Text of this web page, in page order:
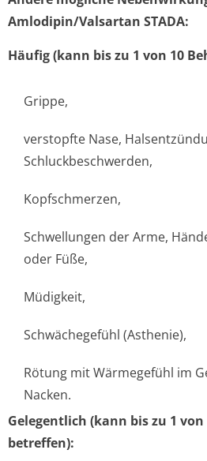
Amlodipin/Valsartan STADA:
Häufig (kann bis zu 1 von 10
Grippe,
verstopfte Nase,
Schluckbeschwerden,
Kopfschmerzen,
Schwellungen der Arme,
oder Füße,
Müdigkeit,
Schwächegefühl (Asthenie),
Rötung mit Wärmegefühl im
Nacken.
Gelegentlich (kann bis zu 1
betreffen):